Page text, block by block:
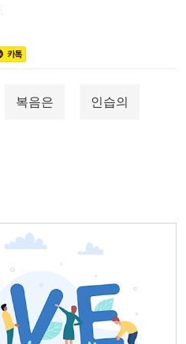
복음은 인습의